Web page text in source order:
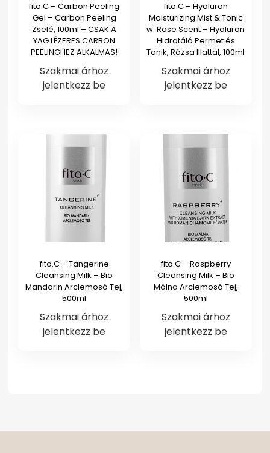
fito.C – Carbon Peeling
Gel – Carbon Peeling
Zselé, 100ml – CSAK A
YAG LÉZERES CARBON
PEELINGHEZ ALKALMAS!
Szakmai árhoz
jelentkezz be
fito.C – Hyaluron
Moisturizing Mist & Tonic
w. Rose Scent – Hyaluron
Hidratáló Permet és
Tonik, Rózsa Illattal, 100ml
Szakmai árhoz
jelentkezz be
fito.C – Tangerine
Cleansing Milk – Bio
Mandarin Arclemosó Tej,
500ml
Szakmai árhoz
jelentkezz be
fito.C – Raspberry
Cleansing Milk – Bio
Málna Arclemosó Tej,
500ml
Szakmai árhoz
jelentkezz be